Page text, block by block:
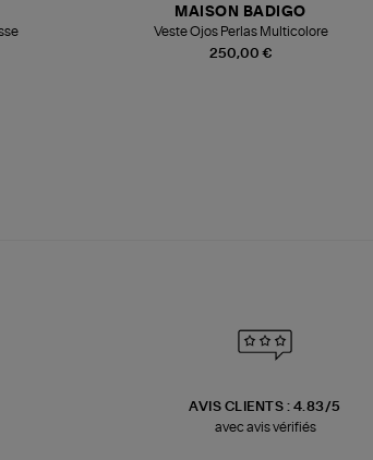
250,00 €
MAISON BADIGO
Veste Ojos Perlas Multicolore
AVIS CLIENTS : 4.83/5
avec avis vérifiés